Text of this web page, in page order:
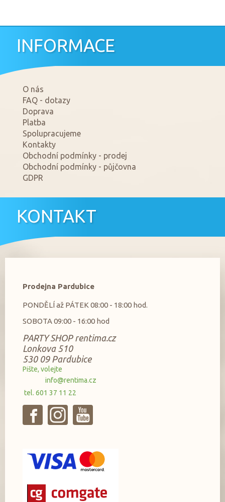
INFORMACE
O nás
FAQ - dotazy
Doprava
Platba
Spolupracujeme
Kontakty
Obchodní podmínky - prodej
Obchodní podmínky - půjčovna
GDPR
KONTAKT
Prodejna Pardubice
PONDĚLÍ až PÁTEK 08:00 - 18:00 hod.
SOBOTA 09:00 - 16:00 hod
PARTY SHOP rentima.cz
Lonkova 510
530 09 Pardubice
Pište, volejte
info@rentima.cz
tel. 601 37 11 22